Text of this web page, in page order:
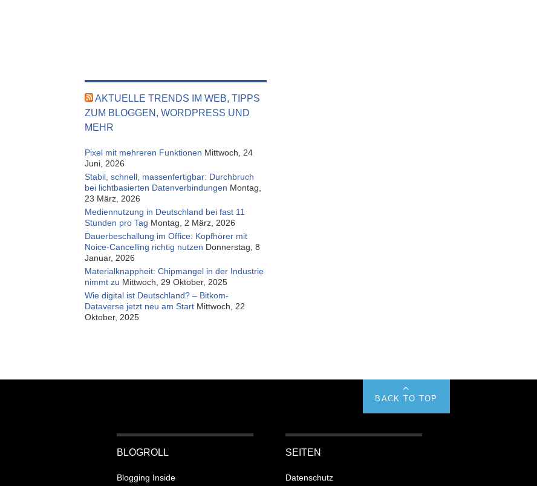
AKTUELLE TRENDS IM WEB, TIPPS
ZUM BLOGGEN, WORDPRESS UND
MEHR
Pixel mit mehreren Funktionen Mittwoch, 24
Juni, 2026
Stabil, schnell, massenfertigbar: Durchbruch
bei lichtbasierten Datenverbindungen Montag,
23 März, 2026
Mediennutzung in Deutschland bei fast 11
Stunden pro Tag Montag, 2 März, 2026
Dauerbeschallung im Office: Kopfhörer mit
Noice-Cancelling richtig nutzen Donnerstag, 8
Januar, 2026
Materialknappheit: Chipmangel in der Industrie
nimmt zu Mittwoch, 29 Oktober, 2025
Wie digital ist Deutschland? – Bitkom-
Dataverse jetzt neu am Start Mittwoch, 22
Oktober, 2025
BACK TO TOP
BLOGROLL
Blogging Inside
SEITEN
Datenschutz